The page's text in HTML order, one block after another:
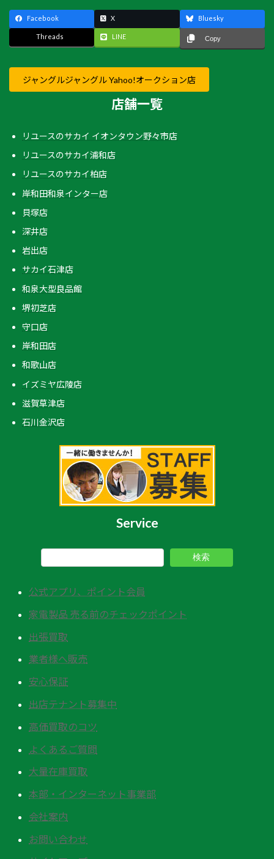
Facebook X Bluesky
Threads LINE Copy
ジャングルジャングル Yahoo!オークション店
店舗一覧
リユースのサカイ イオンタウン野々市店
リユースのサカイ浦和店
リユースのサカイ柏店
岸和田和泉インター店
貝塚店
深井店
岩出店
サカイ石津店
和泉大型良品館
堺初芝店
守口店
岸和田店
和歌山店
イズミヤ広陵店
滋賀草津店
石川金沢店
Service
検索
公式アプリ、ポイント会員
家電製品 売る前のチェックポイント
出張買取
業者様へ販売
安心保証
出店テナント募集中
高価買取のコツ
よくあるご質問
大量在庫買取
本部・インターネット事業部
会社案内
お問い合わせ